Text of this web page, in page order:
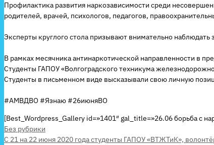
Профилактика развития наркозависимости среди
родителей, врачей, психологов, педагогов,
Эксперты круглого стола призывают внимательно
В рамках месячника антинаркотической направленности в
Студенты ГАПОУ «Волгоградского техникума
Студенты в письменном виде высказывали свою личную
#АМВДВО #Язнаю #26июняВО
[Best_Wordpress_Gallery id=»1401″ gal_title=»26.06 борьба с
Рубрики
Без рубрики
С 21 на 22 июня 2020 года студенты ГАПОУ «ВТЖТиК»,